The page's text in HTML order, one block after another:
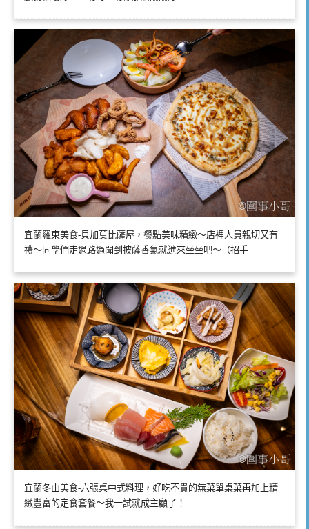
宜蘭羅東美食-貝加莫比薩屋，餐點美味精緻～店裡人員親切又有
禮～同學們走過路過聞到披薩香氣就進來坐坐吧～（招手
宜蘭冬山美食-六張桌中式料理，好吃不貴的無菜單桌菜再加上精
緻豐富的定食套餐～我一試就成主顧了！